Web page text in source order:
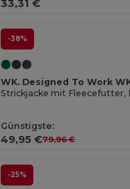
33,31 €
-38%
WK. Designed To Work
Strickjacke mit Fleecefutter,
Günstigste:
49,95 €79,96 €
-25%